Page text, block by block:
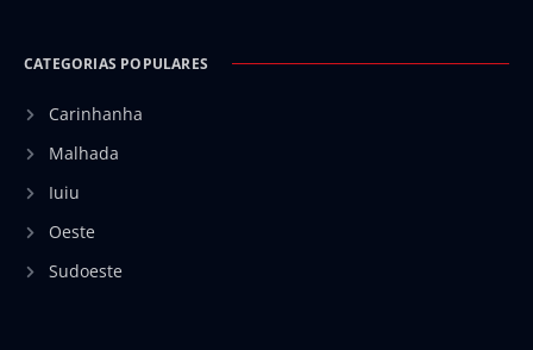
CATEGORIAS POPULARES
Carinhanha
Malhada
Iuiu
Oeste
Sudoeste